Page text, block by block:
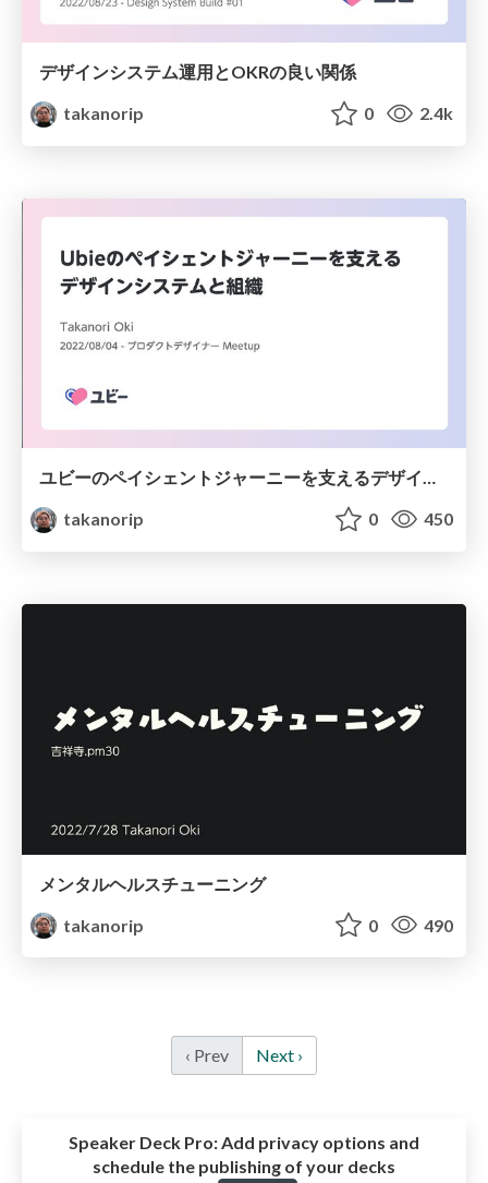
デザインシステム運用とOKRの良い関係
takanorip
0 2.4k
ユビーのペイシェントジャーニーを支えるデザインシステム構築
takanorip
0 450
メンタルヘルスチューニング
takanorip
0 490
‹ Prev Next ›
Speaker Deck Pro:Add privacy options and
schedule the publishing of your decks